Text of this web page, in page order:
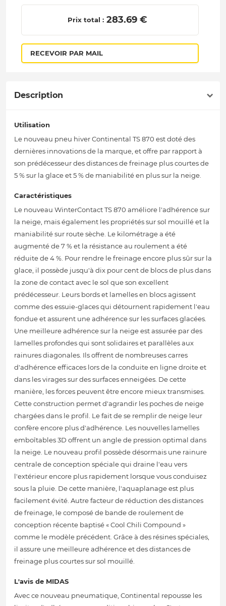
Prix total : 283.69 €
RECEVOIR PAR MAIL
Description
Utilisation
Le nouveau pneu hiver Continental TS 870 est doté des
dernières innovations de la marque, et offre par rapport à
son prédécesseur des distances de freinage plus courtes de
5 % sur la glace et 5 % de maniabilité en plus sur la neige.
Caractéristiques
Le nouveau WinterContact TS 870 améliore l'adhérence sur
la neige, mais également les propriétés sur sol mouillé et la
maniabilité sur route sèche. Le kilométrage a été
augmenté de 7 % et la résistance au roulement a été
réduite de 4 %. Pour rendre le freinage encore plus sûr sur la
glace, il possède jusqu'à dix pour cent de blocs de plus dans
la zone de contact avec le sol que son excellent
prédécesseur. Leurs bords et lamelles en blocs agissent
comme des essuie-glaces qui détournent rapidement l'eau
fondue et assurent une adhérence sur les surfaces glacées.
Une meilleure adhérence sur la neige est assurée par des
lamelles profondes qui sont solidaires et parallèles aux
rainures diagonales. Ils offrent de nombreuses carres
d'adhérence efficaces lors de la conduite en ligne droite et
dans les virages sur des surfaces enneigées. De cette
manière, les forces peuvent être encore mieux transmises.
Cette construction permet d'agrandir les poches de neige
chargées dans le profil. Le fait de se remplir de neige leur
confère encore plus d'adhérence. Les nouvelles lamelles
emboîtables 3D offrent un angle de pression optimal dans
la neige. Le nouveau profil possède désormais une rainure
centrale de conception spéciale qui draine l'eau vers
l'extérieur encore plus rapidement lorsque vous conduisez
sous la pluie. De cette manière, l'aquaplanage est plus
facilement évité. Autre facteur de réduction des distances
de freinage, le composé de bande de roulement de
conception récente baptisé « Cool Chili Compound »
comme le modèle précédent. Grâce à des résines spéciales,
il assure une meilleure adhérence et des distances de
freinage plus courtes sur sol mouillé.
L'avis de MIDAS
Avec ce nouveau pneumatique, Continental repousse les